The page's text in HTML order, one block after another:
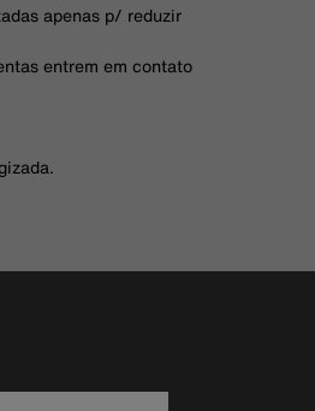
apenas p/ reduzir
entrem em contato